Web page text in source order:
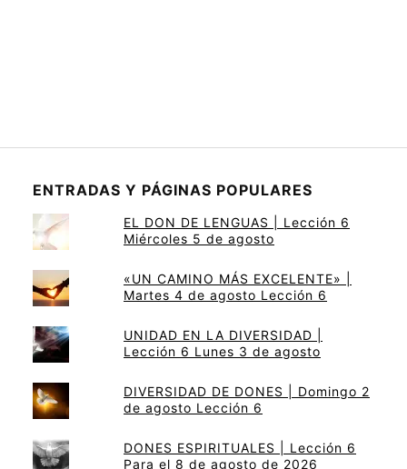
ENTRADAS Y PÁGINAS POPULARES
EL DON DE LENGUAS | Lección 6
Miércoles 5 de agosto
«UN CAMINO MÁS EXCELENTE» |
Martes 4 de agosto Lección 6
UNIDAD EN LA DIVERSIDAD |
Lección 6 Lunes 3 de agosto
DIVERSIDAD DE DONES | Domingo 2
de agosto Lección 6
DONES ESPIRITUALES | Lección 6
Para el 8 de agosto de 2026